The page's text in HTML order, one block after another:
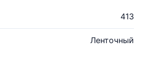
413
Ленточный